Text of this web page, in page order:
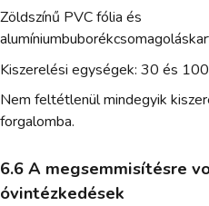
Zöldszínű PVC fólia és
Kiszerelési egységek: 30 és
Nem feltétlenül mindegyik
forgalomba.
6.6 A megsemmisítésre
óvintézkedések